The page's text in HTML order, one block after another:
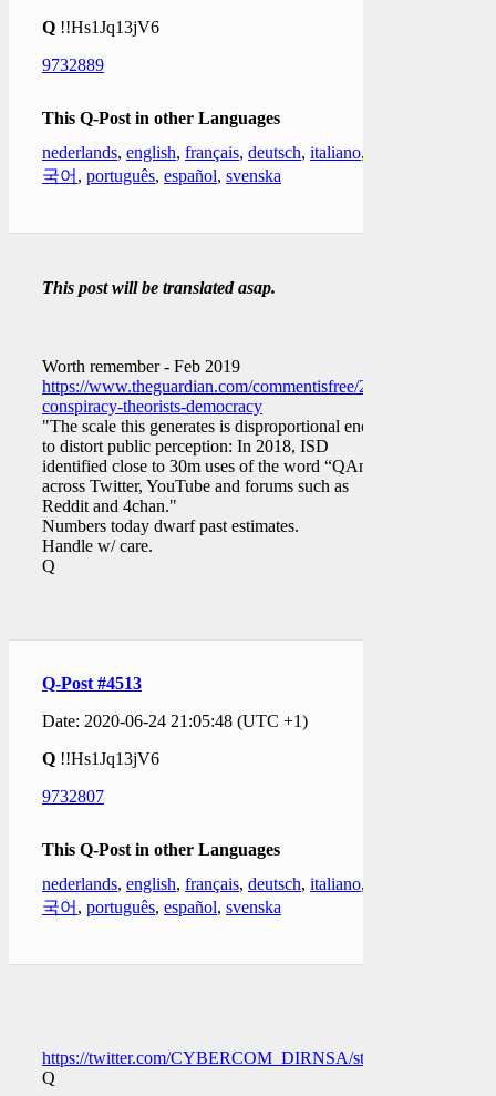
Q !!Hs1Jq13jV6
9732889
This Q-Post in other Languages
nederlands, english, français, deutsch, italiano,
국어 , português, español, svenska
This post will be translated asap.
Worth remember - Feb 2019
https://www.theguardian.com/commentisfree/2019/feb/18/online-
conspiracy-theorists-democracy
"The scale this generates is disproportional enough
to distort public perception: In 2018, ISD
identified close to 30m uses of the word “QAnon”
across Twitter, YouTube and forums such as
Reddit and 4chan."
Numbers today dwarf past estimates.
Handle w/ care.
Q
Q-Post #4513
Date: 2020-06-24 21:05:48 (UTC +1)
Q !!Hs1Jq13jV6
9732807
This Q-Post in other Languages
nederlands, english, français, deutsch, italiano,
국어 , português, español, svenska
https://twitter.com/CYBERCOM_DIRNSA/status/
Q